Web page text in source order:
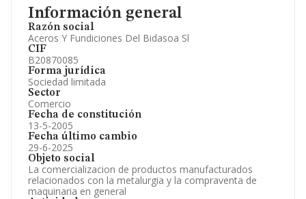
Información general
Razón social
Aceros Y Fundiciones Del Bidasoa Sl
CIF
B20870085
Forma jurídica
Sociedad limitada
Sector
Comercio
Fecha de constitución
13-5-2005
Fecha último cambio
29-6-2025
Objeto social
La comercializacion de productos manufacturados
relacionados con la metalurgia y la compraventa de
maquinaria en general
Información oficial y registral complementaria.